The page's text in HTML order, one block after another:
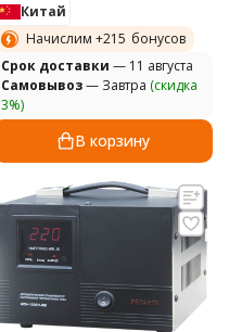
Китай
Начислим +215 бонусов
Cрок доставки — 11 августа
Самовывоз— Завтра (скидка
3%)
В корзину